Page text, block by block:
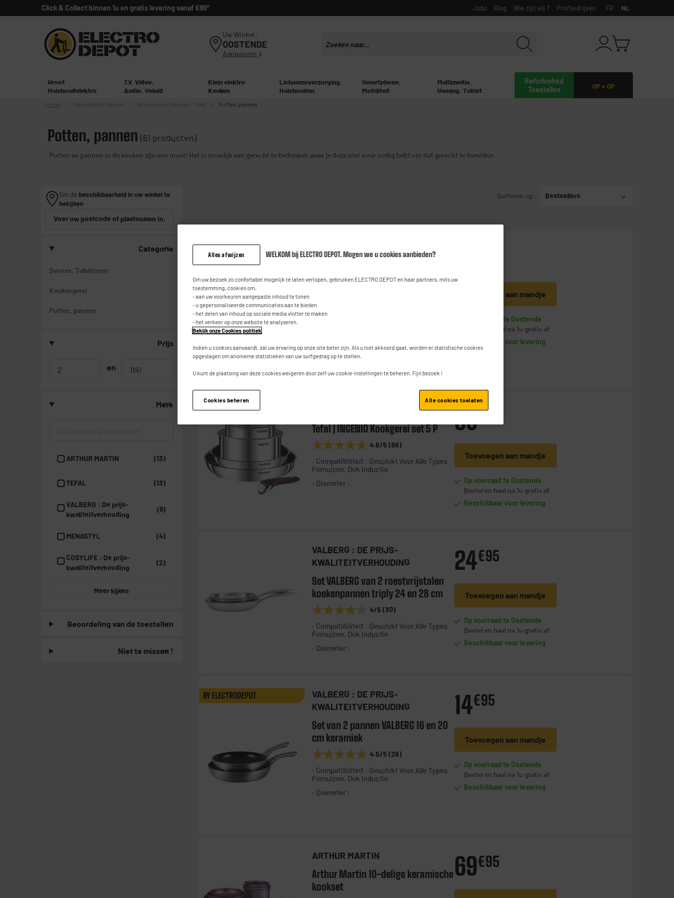
Click & Collect binnen 1u en gratis levering vanaf €99* Jobs Blog Wie zijn wij ? Pro/bedrijven FR NL
Uw Winkel :
OOSTENDE
Aanpassen
OP = OP
Refurbished
Toestellen
Groot
Huishoudelektro
TV, Video,
Audio, Geluid
Klein elektro
Keuken
Lichaamsverzorging,
Huishouden
Smartphone,
Mobiliteit
Multimedia,
Gaming, Tablet
Accessoires Keuken - Tafel Potten, pannen
Potten, pannen (61 producten)
Potten en pannen in de keuken zijn een must! Het is moeilijk een gerecht te bedenken waar je deze niet voor nodig hebt om dat gerecht te bereiden.
Om de beschikbaarheid in uw winkel te
bekijken
Voer uw postcode of plaatsnaam in.
Categorie
Servies, Tafellinnen
Keukengerei
Potten, pannen
Prijs
en
Merk
ARTHUR MARTIN (13)
TEFAL (13)
VALBERG : De prijs-
kwaliteitverhouding
(9)
MENASTYL (4)
COSYLIFE : De prijs-
kwaliteitverhouding
(2)
Meer kijken
Beoordeling van de toestellen
Niet te missen !
Sorteren op : Bestsellers
BY ELECTRODEPOT
VALBERG : DE PRIJS-
KWALITEITVERHOUDING
Pannenkoekenpan VALBERG 26 cm +
★★★★★
★★★★★
Diameter : 26 cm
Toevoegen aan mandje
Op voorraad te Oostende
Bestel en haal na 1u gratis af
Beschikbaar voor levering
Tefal | INGENIO Kookgerei set 5 P
★★★★★
★★★★★ 4.6/5 (86)
Compatibiliteit : Geschikt Voor Alle Types
Fornuizen, Ook Inductie
Diameter :
69€95
Toevoegen aan mandje
Op voorraad te Oostende
Bestel en haal na 1u gratis af
Beschikbaar voor levering
VALBERG : DE PRIJS-
KWALITEITVERHOUDING
Set VALBERG van 2 roestvrijstalen
koekenpannen triply 24 en 28 cm
★★★★★
★★★★★ 4/5 (30)
Compatibiliteit : Geschikt Voor Alle Types
Fornuizen, Ook Inductie
Diameter :
24€95
Toevoegen aan mandje
Op voorraad te Oostende
Bestel en haal na 1u gratis af
Beschikbaar voor levering
BY ELECTRODEPOT
VALBERG : DE PRIJS-
KWALITEITVERHOUDING
Set van 2 pannen VALBERG 16 en 20
cm keramiek
★★★★★
★★★★★ 4.5/5 (26)
Compatibiliteit : Geschikt Voor Alle Types
Fornuizen, Ook Inductie
Diameter :
14€95
Toevoegen aan mandje
Op voorraad te Oostende
Bestel en haal na 1u gratis af
Beschikbaar voor levering
ARTHUR MARTIN
Arthur Martin 10-delige keramische
kookset
69€95
Alles afwijzen WELKOM bij ELECTRO DEPOT. Mogen we u cookies aanbieden?
Om uw bezoek zo confortabel mogelijk te laten verlopen, gebruiken ELECTRO DEPOT en haar partners, mits uw
toestemming, cookies om:
- aan uw voorkeuren aangepaste inhoud te tonen
- u gepersonaliseerde communicaties aan te bieden
- het delen van inhoud op sociale media vlotter te maken
- het verkeer op onze website te analyseren.
Bekijk onze Cookies politiek
Indien u cookies aanvaardt, zal uw ervaring op onze site beter zijn. Als u niet akkoord gaat, worden er statistische cookies
opgeslagen om anonieme statistieken van uw surfgedrag op te stellen.
U kunt de plaatsing van deze cookies weigeren door zelf uw cookie-instellingen te beheren. Fijn bezoek !
Cookies beheren Alle cookies toelaten